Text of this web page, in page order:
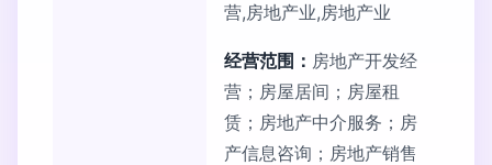
营,房地产业,房地产业
经营范围： 房地产开发经
营；房屋居间；房屋租
赁；房地产中介服务；房
产信息咨询；房地产销售